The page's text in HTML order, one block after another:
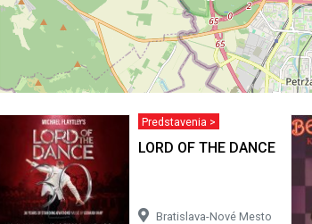
Predstavenia >
LORD OF THE DANCE 2026
Bratislava-Nové Mesto